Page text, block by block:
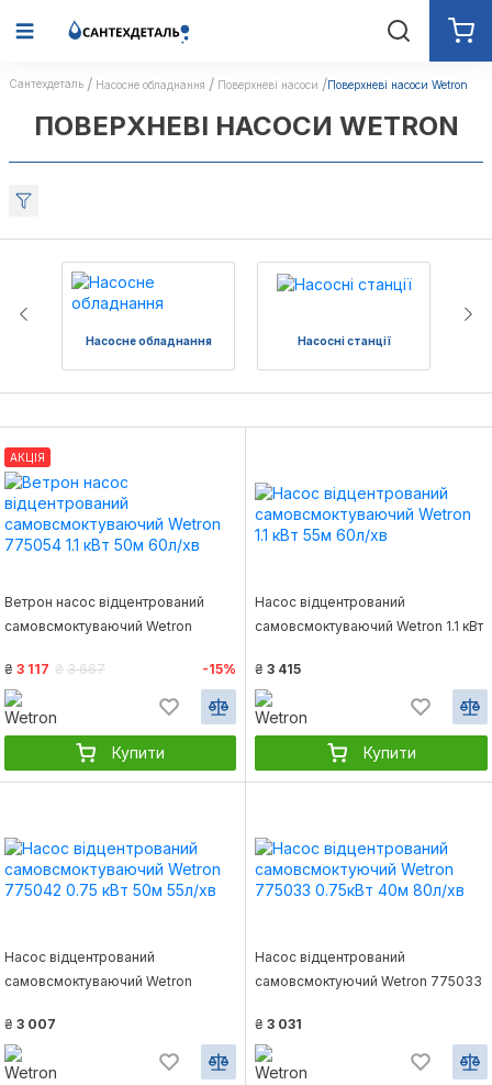
Сантехдеталь Насосне обладнання Поверхневі насоси Поверхневі насоси Wetron
ПОВЕРХНЕВІ НАСОСИ WETRON
Насосне обладнання Насосні станції
АКЦІЯ
Ветрон насос відцентрований
самовсмоктуваючий Wetron
₴ 3 117 ₴ 3 667 -15%
Купити
Насос відцентрований
самовсмоктуваючий Wetron 1.1 кВт
₴ 3 415
Купити
Насос відцентрований
самовсмоктуваючий Wetron
₴ 3 007
Насос відцентрований
самовсмоктуючий Wetron 775033
₴ 3 031